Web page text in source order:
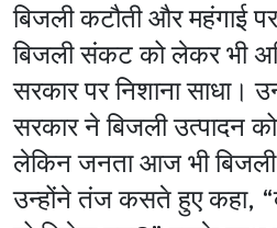
बिजली कटौती और महंगाई
बिजली संकट को लेकर भी
सरकार पर निशाना साधा।
सरकार ने बिजली उत्पादन
लेकिन जनता आज भी
उन्होंने तंज कसते हुए कहा,